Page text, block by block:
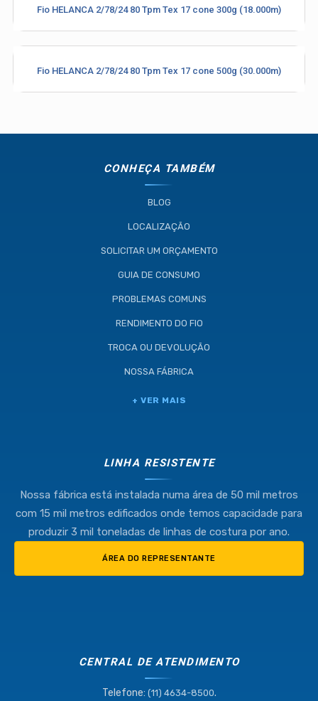
Industria e Comercio de Linhas
Fio HELANCA 2/78/24 80 Tpm Tex 17 cone 300g (18.000m)
Fio HELANCA 2/78/24 80 Tpm Tex 17 cone 500g (30.000m)
CONHEÇA TAMBÉM
BLOG
LOCALIZAÇÃO
SOLICITAR UM ORÇAMENTO
GUIA DE CONSUMO
PROBLEMAS COMUNS
RENDIMENTO DO FIO
TROCA OU DEVOLUÇÃO
NOSSA FÁBRICA
+ VER MAIS
LINHA RESISTENTE
Nossa fábrica está instalada numa área de 50 mil metros
com 15 mil metros edificados onde temos capacidade para
produzir 3 mil toneladas de linhas de costura por ano.
ÁREA DO REPRESENTANTE
CENTRAL DE ATENDIMENTO
Telefone: (11) 4634-8500.